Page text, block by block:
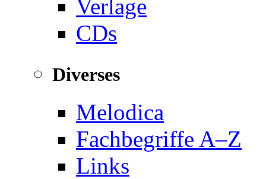
Verlage
CDs
Diverses
Melodica
Fachbegriffe A–Z
Links